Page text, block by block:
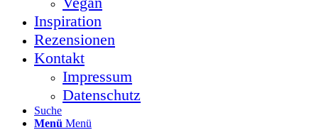
Inspiration
Rezensionen
Kontakt
Impressum
Datenschutz
Suche
Menü Menü